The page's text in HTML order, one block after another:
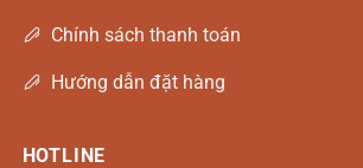
Chính sách thanh toán
Hướng dẫn đặt hàng
HOTLINE